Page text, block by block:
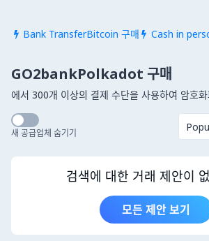
 Bank TransferBitcoin 구매  Cash in
GO2bankPolkadot 구매
에서 300개 이상의 결제 수단을 사용하여 암호
새 공급업체 숨기기
검색에 대한 거래 제안이
모든 제안 보기